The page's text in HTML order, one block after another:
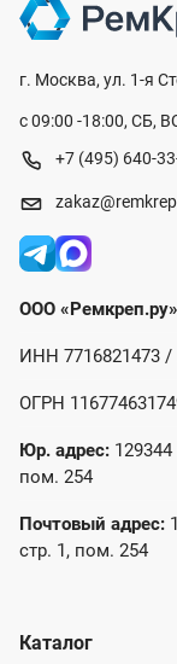
г. Москва, ул. 1-я
с 09:00 -18:00, СБ,
+7 (495) 640-
ООО «Ремкреп.ру»
ИНН 7716821473 /
ОГРН
Юр. адрес:
пом. 254
Почтовый адрес:
стр. 1, пом. 254
Каталог